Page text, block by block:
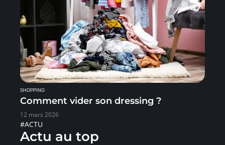
SHOPPING
Comment vider son dressing ?
12 mars 2026
#ACTU
Actu au top